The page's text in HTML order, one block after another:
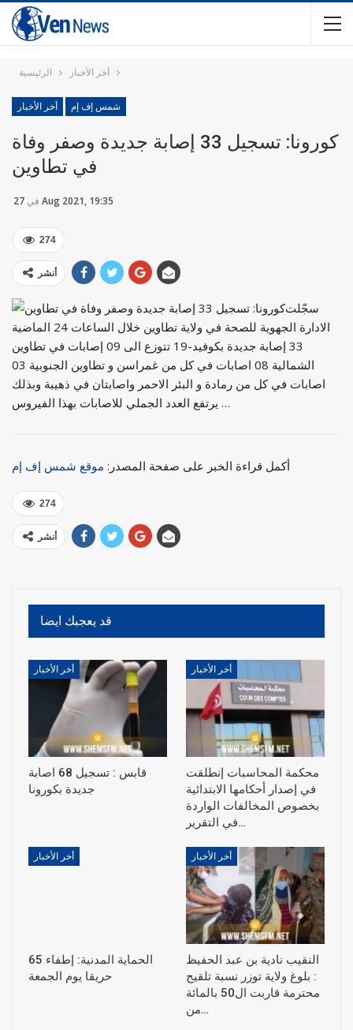
الرئيسية أخر الأخبار
أخر الأخبار شمس إف إم
كورونا: تسجيل 33 إصابة جديدة وصفر وفاة
في تطاوين
في 27 Aug 2021, 19:35
274
أنشر
سجّلت
الادارة الجهوية للصحة في ولاية تطاوين خلال الساعات 24 الماضية
33 إصابة جديدة بكوفيد-19 تتوزع الى 09 إصابات في تطاوين
الشمالية 08 اصابات في كل من غمراسن و تطاوين الجنوبية 03
اصابات في كل من رمادة و البئر الاحمر واصابتان في ذهيبة وبذلك
يرتفع العدد الجملي للاصابات بهذا الفيروس …
أكمل قراءة الخبر على صفحة المصدر: موقع شمس إف إم
274
أنشر
قد يعجبك ايضا
أخر الأخبار
قابس : تسجيل 68 اصابة
جديدة بكورونا
أخر الأخبار
محكمة المحاسبات إنطلقت
في إصدار أحكامها الابتدائية
بخصوص المخالفات الواردة
في التقرير…
أخر الأخبار
الحماية المدنية: إطفاء 65
حريقا يوم الجمعة
أخر الأخبار
النقيب نادية بن عبد الحفيظ
: بلوغ ولاية توزر نسبة تلقيح
محترمة قاربت ال50 بالمائة
من…